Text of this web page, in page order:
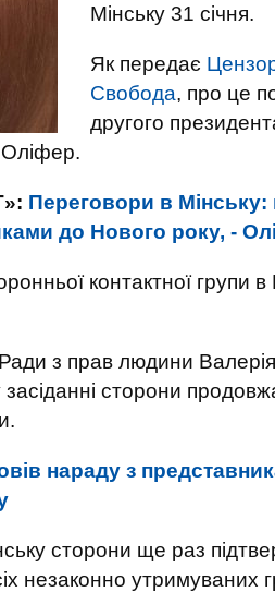
Мінську 31 січня.
Як передає
Свобода, про це
другого
Переговори в
до Нового року, -
контактної групи
з прав людини Валерія
сторони
нараду з
сторони ще раз
незаконно утримуваних